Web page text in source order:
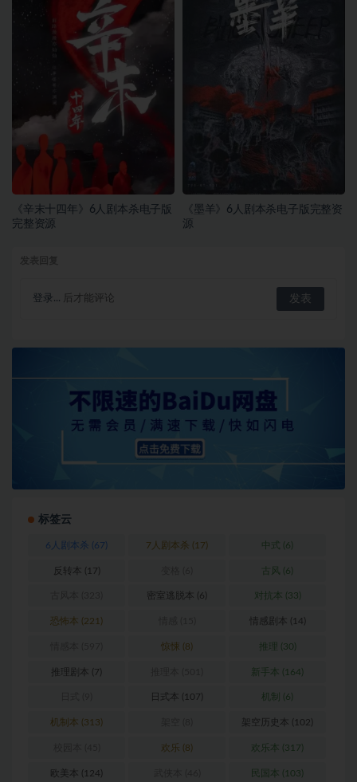
《辛末十四年》6人剧本杀电子版
完整资源
《墨羊》6人剧本杀电子版完整资
源
登录... 后才能评论
标签云
6人剧本杀 (67) 7人剧本杀 (17) 中式 (6)
反转本 (17) 古风 (6)
密室逃脱本 (6) 对抗本 (33)
恐怖本 (221) 情感剧本 (14)
惊悚 (8) 推理 (30)
推理剧本 (7) 新手本 (164)
日式本 (107) 机制 (6)
机制本 (313) 架空历史本 (102)
欢乐 (8) 欢乐本 (317)
欧美本 (124) 民国本 (103)